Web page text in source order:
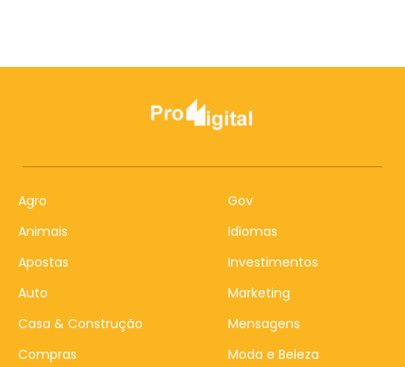
Agro
Animais
Apostas
Auto
Casa & Construção
Compras
Gov
Idiomas
Investimentos
Marketing
Mensagens
Moda e Beleza